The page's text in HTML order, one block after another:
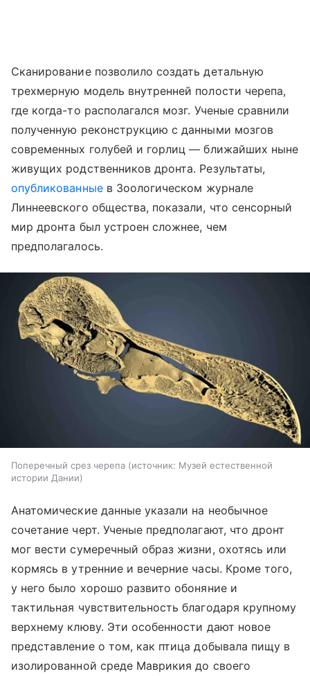
Сканирование позволило создать детальную
трехмерную модель внутренней полости черепа,
где когда-то располагался мозг. Ученые сравнили
полученную реконструкцию с данными мозгов
современных голубей и горлиц — ближайших ныне
живущих родственников дронта. Результаты,
опубликованныев Зоологическом журнале
Линнеевского общества, показали, что сенсорный
мир дронта был устроен сложнее, чем
предполагалось.
Поперечный срез черепа источник: Музей естественной
истории Дании
Анатомические данные указали на необычное
сочетание черт. Ученые предполагают, что дронт
мог вести сумеречный образ жизни, охотясь или
кормясь в утренние и вечерние часы. Кроме того,
у него было хорошо развито обоняние и
тактильная чувствительность благодаря крупному
верхнему клюву. Эти особенности дают новое
представление о том, как птица добывала пищу в
изолированной среде Маврикия до своего